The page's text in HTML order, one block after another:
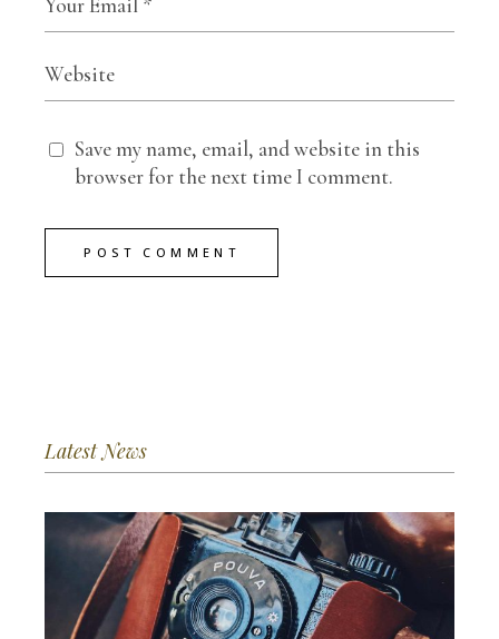
Save my name, email, and website in this
browser for the next time I comment.
POST COMMENT
Latest News